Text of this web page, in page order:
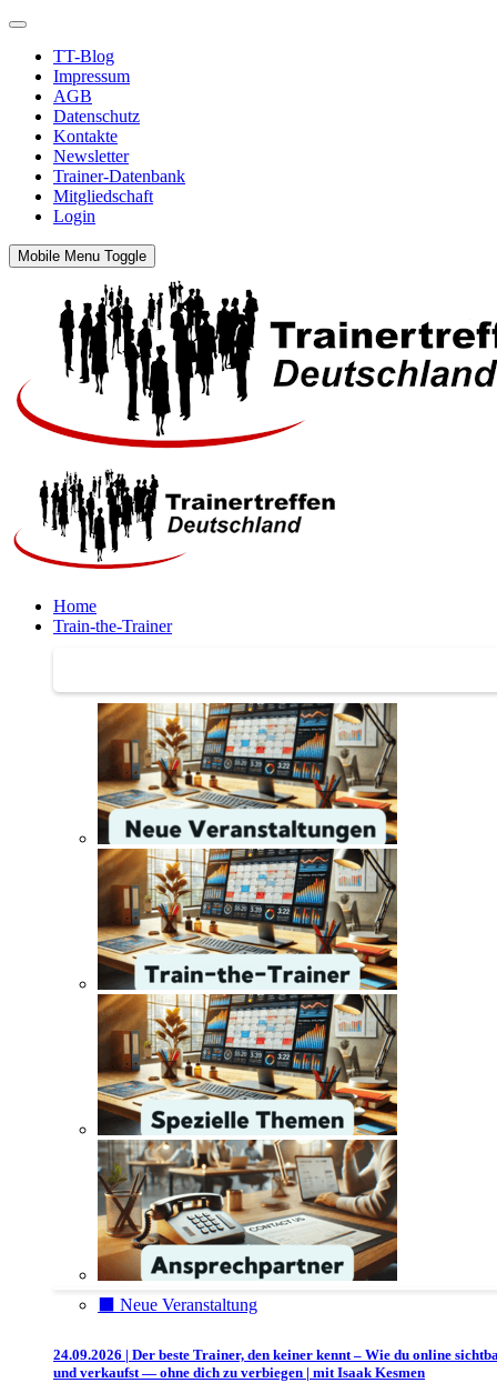
TT-Blog
Impressum
AGB
Datenschutz
Kontakte
Newsletter
Trainer-Datenbank
Mitgliedschaft
Login
Mobile Menu Toggle
Home
Train-the-Trainer
⬛️ Neue Veranstaltung
24.09.2026 | Der beste Trainer, den keiner kennt – Wie du online
und verkaufst — ohne dich zu verbiegen | mit Isaak Kesmen